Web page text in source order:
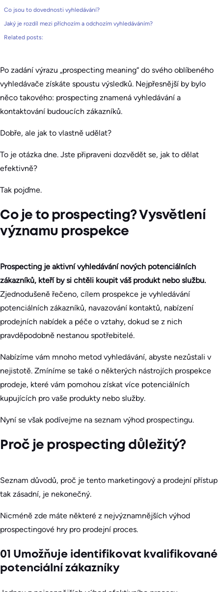
Co jsou to dovednosti vyhledávání?
Jaký je rozdíl mezi příchozím a odchozím vyhledáváním?
Related posts:
Po zadání výrazu „prospecting meaning“ do svého oblíbeného
vyhledávače získáte spoustu výsledků. Nejpřesnější by bylo
něco takového: prospecting znamená vyhledávání a
kontaktování budoucích zákazníků.
Dobře, ale jak to vlastně udělat?
To je otázka dne. Jste připraveni dozvědět se, jak to dělat
efektivně?
Tak pojďme.
Co je to prospecting? Vysvětlení
významu prospekce
Prospecting je aktivní vyhledávání nových potenciálních
zákazníků, kteří by si chtěli koupit váš produkt nebo službu.
Zjednodušeně řečeno, cílem prospekce je vyhledávání
potenciálních zákazníků, navazování kontaktů, nabízení
prodejních nabídek a péče o vztahy, dokud se z nich
pravděpodobně nestanou spotřebitelé.
Nabízíme vám mnoho metod vyhledávání, abyste nezůstali v
nejistotě. Zmíníme se také o některých nástrojích prospekce
prodeje, které vám pomohou získat více potenciálních
kupujících pro vaše produkty nebo služby.
Nyní se však podívejme na seznam výhod prospectingu.
Proč je prospecting důležitý?
Seznam důvodů, proč je tento marketingový a prodejní přístup
tak zásadní, je nekonečný.
Nicméně zde máte některé z nejvýznamnějších výhod
prospectingové hry pro prodejní proces.
01 Umožňuje identifikovat kvalifikované
potenciální zákazníky